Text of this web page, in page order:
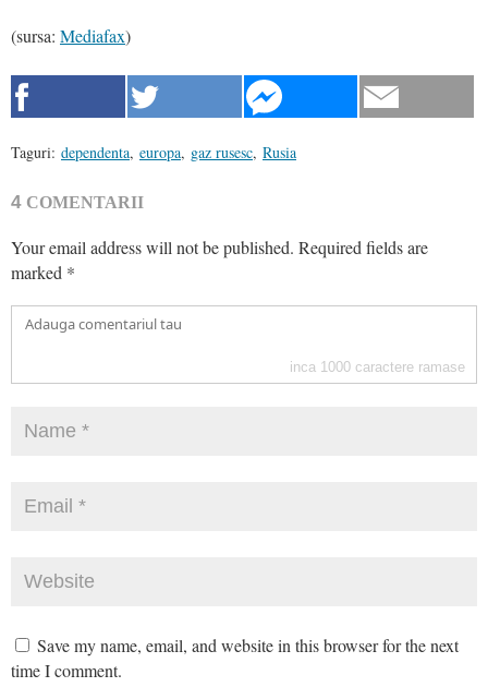
(sursa: Mediafax)
Taguri: dependenta, europa, gaz rusesc, Rusia
4 COMENTARII
Your email address will not be published. Required fields are
marked *
inca 1000 caractere ramase
Save my name, email, and website in this browser for the next
time I comment.